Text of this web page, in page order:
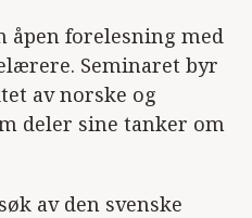
åpen forelesning med
Seminaret byr
av norske og
deler sine tanker om
av den svenske